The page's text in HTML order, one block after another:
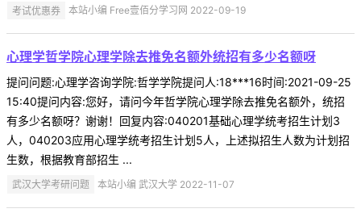
考试优惠券 本站小编 Free壹佰分学习网 2022-09-19
心理学哲学院心理学除去推免名额外统招有多少名额呀
提问问题:心理学咨询学院:哲学学院提问人:18***16时间:2021-09-25
15:40提问内容:您好，请问今年哲学院心理学除去推免名额外，统招
有多少名额呀？谢谢！回复内容:040201基础心理学统考招生计划3
人，040203应用心理学统考招生计划5人，上述拟招生人数为计划招
生数，根据教育部招生 ...
武汉大学考研问题 本站小编 武汉大学 2022-11-07